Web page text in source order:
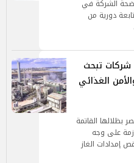
الشركة في
دورية من
مصانع الأسمدة تغلق أبوابها و5 شركات تبحث
الغذائي
بظلالها القاتمة
على وجه
إمدادات الغاز